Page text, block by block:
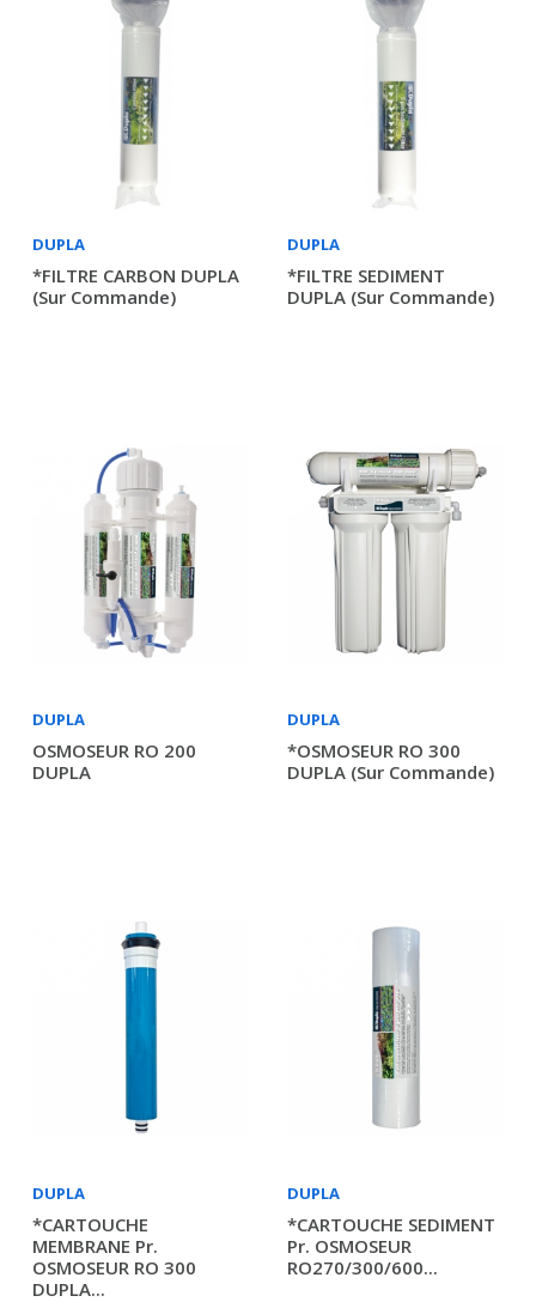
DUPLA
*FILTRE CARBON DUPLA
(sur Commande)
DUPLA
*FILTRE SEDIMENT
DUPLA (sur Commande)
DUPLA
OSMOSEUR RO 200
DUPLA
DUPLA
*OSMOSEUR RO 300
DUPLA (sur Commande)
DUPLA
*CARTOUCHE
MEMBRANE Pr.
OSMOSEUR RO 300
DUPLA...
DUPLA
*CARTOUCHE SEDIMENT
Pr. OSMOSEUR
RO270/300/600...